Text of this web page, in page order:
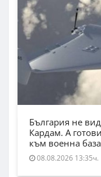
България не
Кардам. А
към военна
08.08.2026 13:35ч.